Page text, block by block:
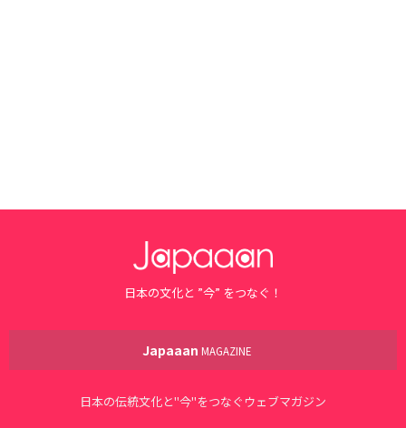
日本の文化と ”今” をつなぐ！
Japaaan MAGAZINE
日本の伝統文化と"今"をつなぐウェブマガジン